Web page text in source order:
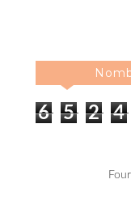
6 5 2 4